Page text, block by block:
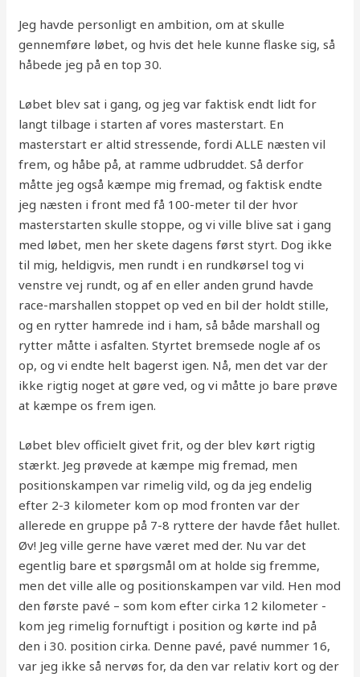
Jeg havde personligt en ambition, om at skulle
gennemføre løbet, og hvis det hele kunne flaske sig, så
håbede jeg på en top 30.
Løbet blev sat i gang, og jeg var faktisk endt lidt for
langt tilbage i starten af vores masterstart. En
masterstart er altid stressende, fordi ALLE næsten vil
frem, og håbe på, at ramme udbruddet. Så derfor
måtte jeg også kæmpe mig fremad, og faktisk endte
jeg næsten i front med få 100-meter til der hvor
masterstarten skulle stoppe, og vi ville blive sat i gang
med løbet, men her skete dagens først styrt. Dog ikke
til mig, heldigvis, men rundt i en rundkørsel tog vi
venstre vej rundt, og af en eller anden grund havde
race-marshallen stoppet op ved en bil der holdt stille,
og en rytter hamrede ind i ham, så både marshall og
rytter måtte i asfalten. Styrtet bremsede nogle af os
op, og vi endte helt bagerst igen. Nå, men det var der
ikke rigtig noget at gøre ved, og vi måtte jo bare prøve
at kæmpe os frem igen.
Løbet blev officielt givet frit, og der blev kørt rigtig
stærkt. Jeg prøvede at kæmpe mig fremad, men
positionskampen var rimelig vild, og da jeg endelig
efter 2-3 kilometer kom op mod fronten var der
allerede en gruppe på 7-8 ryttere der havde fået hullet.
Øv! Jeg ville gerne have været med der. Nu var det
egentlig bare et spørgsmål om at holde sig fremme,
men det ville alle og positionskampen var vild. Hen mod
den første pavé – som kom efter cirka 12 kilometer -
kom jeg rimelig fornuftigt i position og kørte ind på
den i 30. position cirka. Denne pavé, pavé nummer 16,
var jeg ikke så nervøs for, da den var relativ kort og der